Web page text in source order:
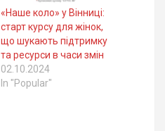
«Наше коло» у Вінниці:
старт курсу для жінок,
що шукають підтримку
та ресурси в часи змін
02.10.2024
In "Popular"